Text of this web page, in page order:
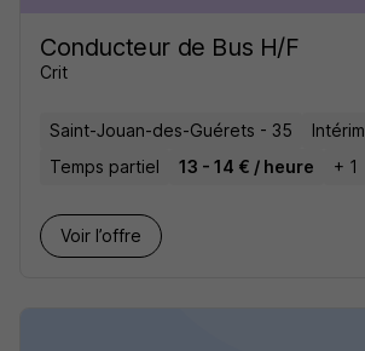
Conducteur de Bus H/F
Crit
Saint-Jouan-des-Guérets - 35
Intérim
Temps partiel
13 - 14 € / heure + 1
Voir l’offre